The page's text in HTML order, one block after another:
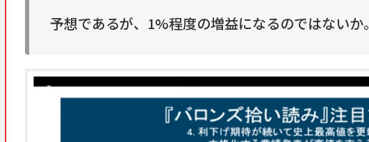
予想であるが、1%程度の増益になるのではないか。